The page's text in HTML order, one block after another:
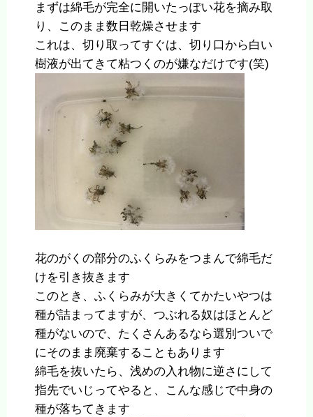
まずは綿毛が完全に開いたっぽい花を摘み取
り、このまま数日乾燥させます
これは、切り取ってすぐは、切り口から白い
樹液が出てきて粘つくのが嫌なだけです(笑)
花のがくの部分のふくらみをつまんで綿毛だ
けを引き抜きます
このとき、ふくらみが大きくてかたいやつは
種が詰まってますが、つぶれる奴はほとんど
種がないので、たくさんあるなら選別ついで
にそのまま廃棄することもあります
綿毛を抜いたら、浅めの入れ物に逆さにして
指先でいじってやると、こんな感じで中身の
種が落ちてきます